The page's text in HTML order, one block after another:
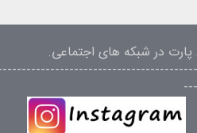
در شبکه های اجتماعی.